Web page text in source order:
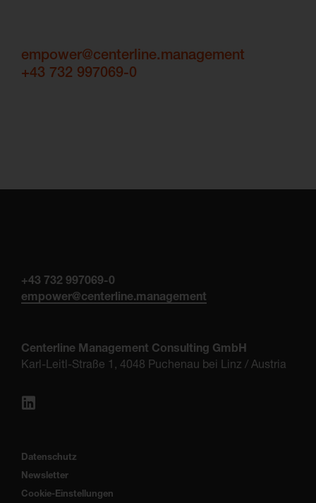
empower@centerline.management
+43 732 997069-0
+43 732 997069-0
empower@centerline.management
Centerline Management Consulting GmbH
Karl-Leitl-Straße 1, 4048 Puchenau bei Linz / Austria
Datenschutz
Newsletter
Cookie-Einstellungen